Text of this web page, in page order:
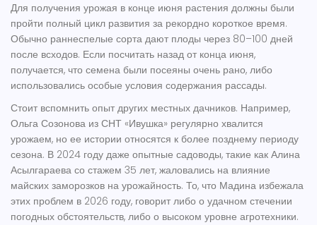
Для получения урожая в конце июня растения должны были
пройти полный цикл развития за рекордно короткое время.
Обычно раннеспелые сорта дают плоды через 80–100 дней
после всходов. Если посчитать назад от конца июня,
получается, что семена были посеяны очень рано, либо
использовались особые условия содержания рассады.
Стоит вспомнить опыт других местных дачников. Например,
Ольга Созонова из СНТ «Ивушка» регулярно хвалится
урожаем, но ее истории относятся к более позднему периоду
сезона. В 2024 году даже опытные садоводы, такие как Алина
Асылгараева со стажем 35 лет, жаловались на влияние
майских заморозков на урожайность. То, что Мадина избежала
этих проблем в 2026 году, говорит либо о удачном стечении
погодных обстоятельств, либо о высоком уровне агротехники.